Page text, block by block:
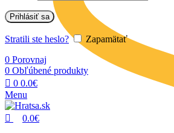
Prihlásiť sa
Stratili ste heslo?
Zapamätať
0 Porovnaj
0 Obľúbené produkty
0 0.0€
Menu
0.0€